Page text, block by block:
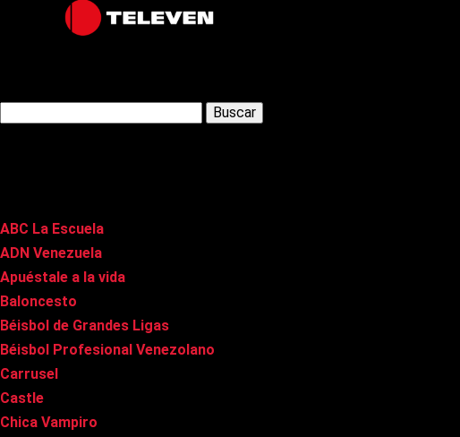
Latest Posts
ABC La Escuela
ADN Venezuela
Apuéstale a la vida
Baloncesto
Béisbol de Grandes Ligas
Béisbol Profesional Venezolano
Carrusel
Castle
Chica Vampiro